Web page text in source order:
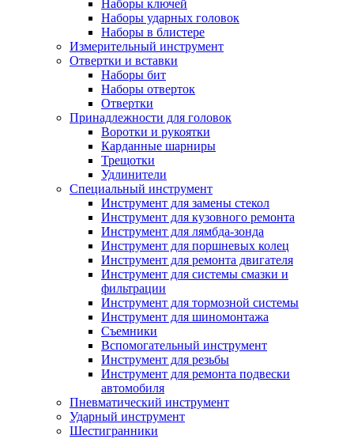
Наборы ключей
Наборы ударных головок
Наборы в блистере
Измерительный инструмент
Отвертки и вставки
Наборы бит
Наборы отверток
Отвертки
Принадлежности для головок
Воротки и рукоятки
Карданные шарниры
Трещотки
Удлинители
Специальный инструмент
Инструмент для замены стекол
Инструмент для кузовного ремонта
Инструмент для лямбда-зонда
Инструмент для поршневых колец
Инструмент для ремонта двигателя
Инструмент для системы смазки и
фильтрации
Инструмент для тормозной системы
Инструмент для шиномонтажа
Съемники
Вспомогательный инструмент
Инструмент для резьбы
Инструмент для ремонта подвески
автомобиля
Пневматический инструмент
Ударный инструмент
Шестигранники